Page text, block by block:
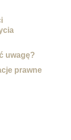
uwagę?
prawne